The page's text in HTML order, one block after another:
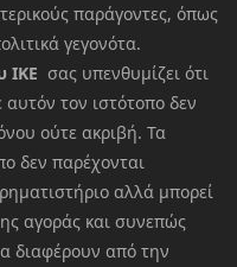
παράγοντες, όπως
γεγονότα.
ΙΚΕ σας υπενθυμίζει ότι
τον ιστότοπο δεν
ούτε ακριβή. Τα
δεν παρέχονται
αλλά μπορεί
αγοράς και συνεπώς
διαφέρουν από την